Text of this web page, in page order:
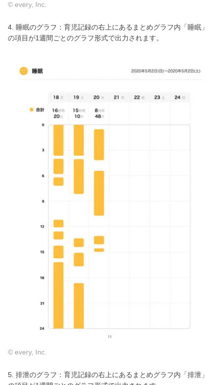
© every, Inc.
4. 睡眠のグラフ：育児記録の右上にあるまとめグラフ内「睡眠」
の項目が1週間ごとのグラフ形式で出力されます。
© every, Inc.
5. 排泄のグラフ：育児記録の右上にあるまとめグラフ内「排泄」